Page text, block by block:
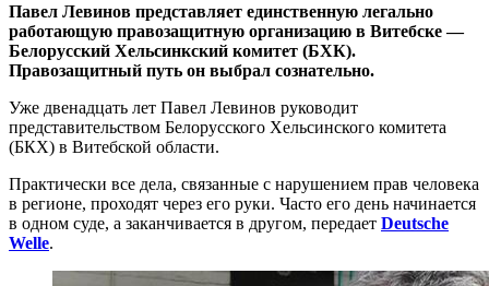
Павел Левинов представляет единственную легально
работающую правозащитную организацию в Витебске —
Белорусский Хельсинкский комитет (БХК).
Правозащитный путь он выбрал сознательно.
Уже двенадцать лет Павел Левинов руководит
представительством Белорусского Хельсинского комитета
(БКХ) в Витебской области.
Практически все дела, связанные с нарушением прав человека
в регионе, проходят через его руки. Часто его день начинается
в одном суде, а заканчивается в другом, передает Deutsche
Welle.